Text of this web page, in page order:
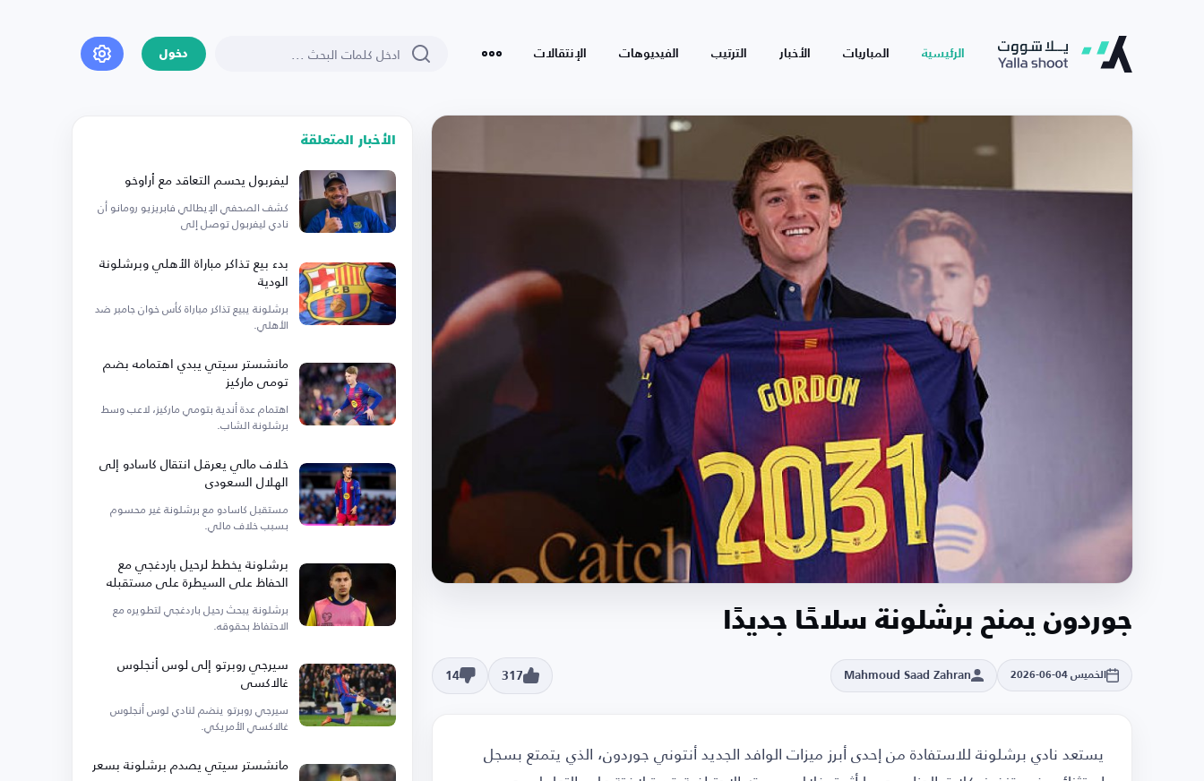
الرئيسية المباريات الأخبار الترتيب الفيديوهات الإنتقالات دخول
جوردون يمنح برشلونة سلاحًا جديدًا
الخميس 04-06-2026 Mahmoud Saad Zahran
317
14
يستعد نادي برشلونة للاستفادة من إحدى أبرز ميزات الوافد الجديد أنتوني جوردون، الذي يتمتع بسجل
الأخبار المتعلقة
ليفربول يحسم التعاقد مع أراوخو
كشف الصحفي الإيطالي فابريزيو رومانو أن
نادي ليفربول توصل إلى
بدء بيع تذاكر مباراة الأهلي وبرشلونة
الودية
برشلونة يبيع تذاكر مباراة كأس خوان جامبر ضد
الأهلي.
مانشستر سيتي يبدي اهتمامه بضم
تومي ماركيز
اهتمام عدة أندية بتومي ماركيز، لاعب وسط
برشلونة الشاب.
خلاف مالي يعرقل انتقال كاسادو إلى
الهلال السعودي
مستقبل كاسادو مع برشلونة غير محسوم
بسبب خلاف مالي.
برشلونة يخطط لرحيل باردغجي مع
الحفاظ على السيطرة على مستقبله
برشلونة يبحث رحيل باردغجي لتطويره مع
الاحتفاظ بحقوقه.
سيرجي روبرتو إلى لوس أنجلوس
غالاكسي
سيرجي روبرتو ينضم لنادي لوس أنجلوس
غالاكسي الأمريكي.
مانشستر سيتي يصدم برشلونة بسعر